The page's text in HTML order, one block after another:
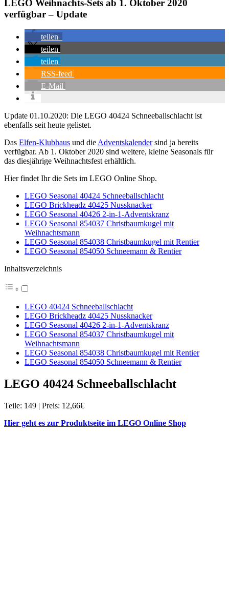
LEGO Weihnachts-Sets ab 1. Oktober 2020
verfügbar – Update
teilen
teilen
teilen
RSS-feed
E-Mail
Update 01.10.2020: Die LEGO 40424 Schneeballschlacht ist
ebenfalls seit heute gelistet.
Das Elfen-Klubhaus und dieAdventskalendersind ja bereits
verfügbar. Ab 1. Oktober 2020 sind weitere, kleine Seasonals für
das diesjährige Weihnachtsfest erhältlich.
Hier findet Ihr die Sets im LEGO Online Shop.
LEGO Seasonal 40424 Schneeballschlacht
LEGO Brickheadz 40425 Nussknacker
LEGO Seasonal 40426 2-in-1-Adventskranz
LEGO Seasonal 854037 Christbaumkugel mit
Weihnachtsmann
LEGO Seasonal 854038 Christbaumkugel mit Rentier
LEGO Seasonal 854050 Schneemann & Rentier
Inhaltsverzeichnis
LEGO 40424 Schneeballschlacht
LEGO Brickheadz 40425 Nussknacker
LEGO Seasonal 40426 2-in-1-Adventskranz
LEGO Seasonal 854037 Christbaumkugel mit
Weihnachtsmann
LEGO Seasonal 854038 Christbaumkugel mit Rentier
LEGO Seasonal 854050 Schneemann & Rentier
LEGO 40424 Schneeballschlacht
Teile: 149 | Preis: 12,66€
Hier geht es zur Produktseite im LEGO Online Shop